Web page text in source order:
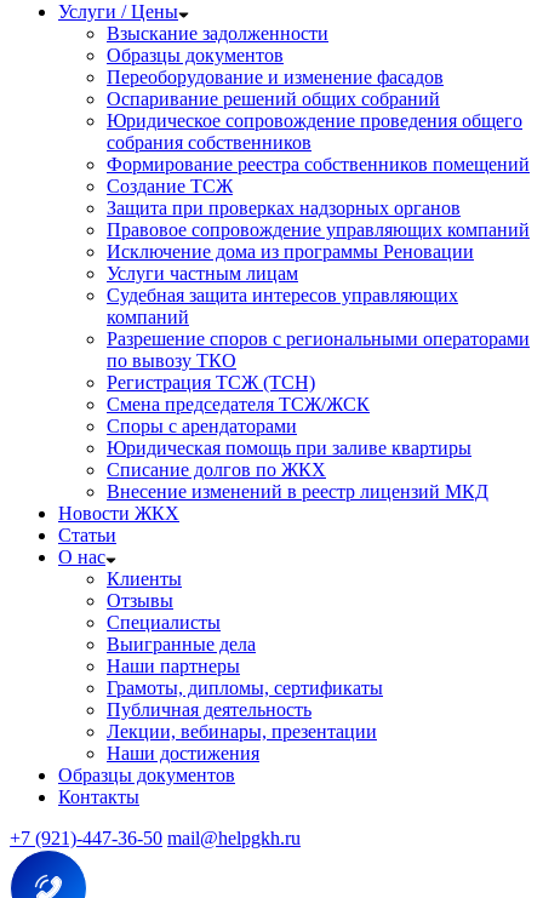
Услуги / Цены
Взыскание задолженности
Образцы документов
Переоборудование и изменение фасадов
Оспаривание решений общих собраний
Юридическое сопровождение проведения общего
собрания собственников
Формирование реестра собственников помещений
Создание ТСЖ
Защита при проверках надзорных органов
Правовое сопровождение управляющих компаний
Исключение дома из программы Реновации
Услуги частным лицам
Судебная защита интересов управляющих
компаний
Разрешение споров с региональными операторами
по вывозу ТКО
Регистрация ТСЖ (ТСН)
Смена председателя ТСЖ/ЖСК
Споры с арендаторами
Юридическая помощь при заливе квартиры
Списание долгов по ЖКХ
Внесение изменений в реестр лицензий МКД
Новости ЖКХ
Статьи
О нас
Клиенты
Отзывы
Специалисты
Выигранные дела
Наши партнеры
Грамоты, дипломы, сертификаты
Публичная деятельность
Лекции, вебинары, презентации
Наши достижения
Образцы документов
Контакты
+7 (921)-447-36-50 mail@helpgkh.ru